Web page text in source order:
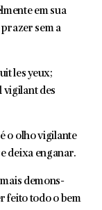
em sua
sem a
les yeux;
vigilant des
o olho vigilante
deixa enganar.
mais demons­
feito todo o bem